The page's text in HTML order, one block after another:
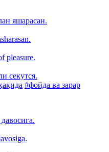
яшарасан.
pleasure.
секутся.
#фойда ва зарар